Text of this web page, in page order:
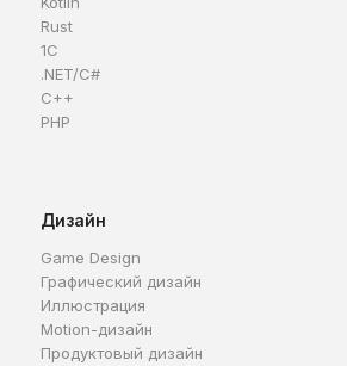
Rust
1C
.NET/C#
C++
PHP
Дизайн
Game Design
Графический дизайн
Иллюстрация
Motion-дизайн
Продуктовый дизайн